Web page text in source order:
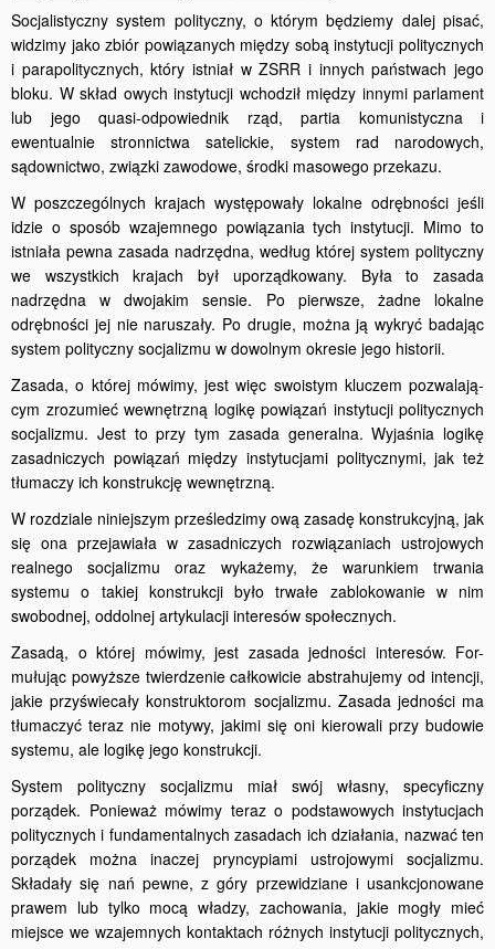
Socjalistyczny system polityczny, o którym będziemy dalej pisać,
widzimy jako zbiór powiązanych między sobą instytucji politycznych
i parapolitycznych, który istniał w ZSRR i innych państwach jego
bloku. W skład owych instytucji wchodził między innymi parlament
lub jego quasi-odpowiednik rząd, partia komunistyczna i
ewentualnie stronnictwa satelickie, system rad narodowych,
sądownictwo, związki zawodowe, środki masowego przekazu.
W poszczególnych krajach występowały lokalne odrębności jeśli
idzie o sposób wzajemnego powiązania tych instytucji. Mimo to
istniała pewna zasada nadrzędna, według której system polityczny
we wszystkich krajach był uporządkowany. Była to zasada
nadrzędna w dwojakim sensie. Po pierwsze, żadne lokalne
odrębności jej nie naruszały. Po drugie, można ją wykryć badając
system polityczny socjalizmu w dowolnym okresie jego historii.
Zasada, o której mówimy, jest więc swoistym kluczem pozwalają­
cym zrozumieć wewnętrzną logikę powiązań instytucji politycznych
socjalizmu. Jest to przy tym zasada generalna. Wyjaśnia logikę
zasadniczych powiązań między instytucjami politycznymi, jak też
tłumaczy ich konstrukcję wewnętrzną.
W rozdziale niniejszym prześledzimy ową zasadę konstrukcyjną, jak
się ona przejawiała w zasadniczych rozwiązaniach ustrojowych
realnego socjalizmu oraz wykażemy, że warunkiem trwania
systemu o takiej konstrukcji było trwałe zablokowanie w nim
swobodnej, oddolnej artykulacji interesów społecznych.
Zasadą, o której mówimy, jest zasada jedności interesów. For-
mułując powyższe twierdzenie całkowicie abstrahujemy od intencji,
jakie przyświecały konstruktorom socjalizmu. Zasada jedności ma
tłumaczyć teraz nie motywy, jakimi się oni kierowali przy budowie
systemu, ale logikę jego konstrukcji.
System polityczny socjalizmu miał swój własny, specyficzny
porządek. Ponieważ mówimy teraz o podstawowych instytucjach
politycznych i fundamentalnych zasadach ich działania, nazwać ten
porządek można inaczej pryncypiami ustrojowymi socjalizmu.
Składały się nań pewne, z góry przewidziane i usankcjonowane
prawem lub tylko mocą władzy, zachowania, jakie mogły mieć
miejsce we wzajemnych kontaktach różnych instytucji politycznych,